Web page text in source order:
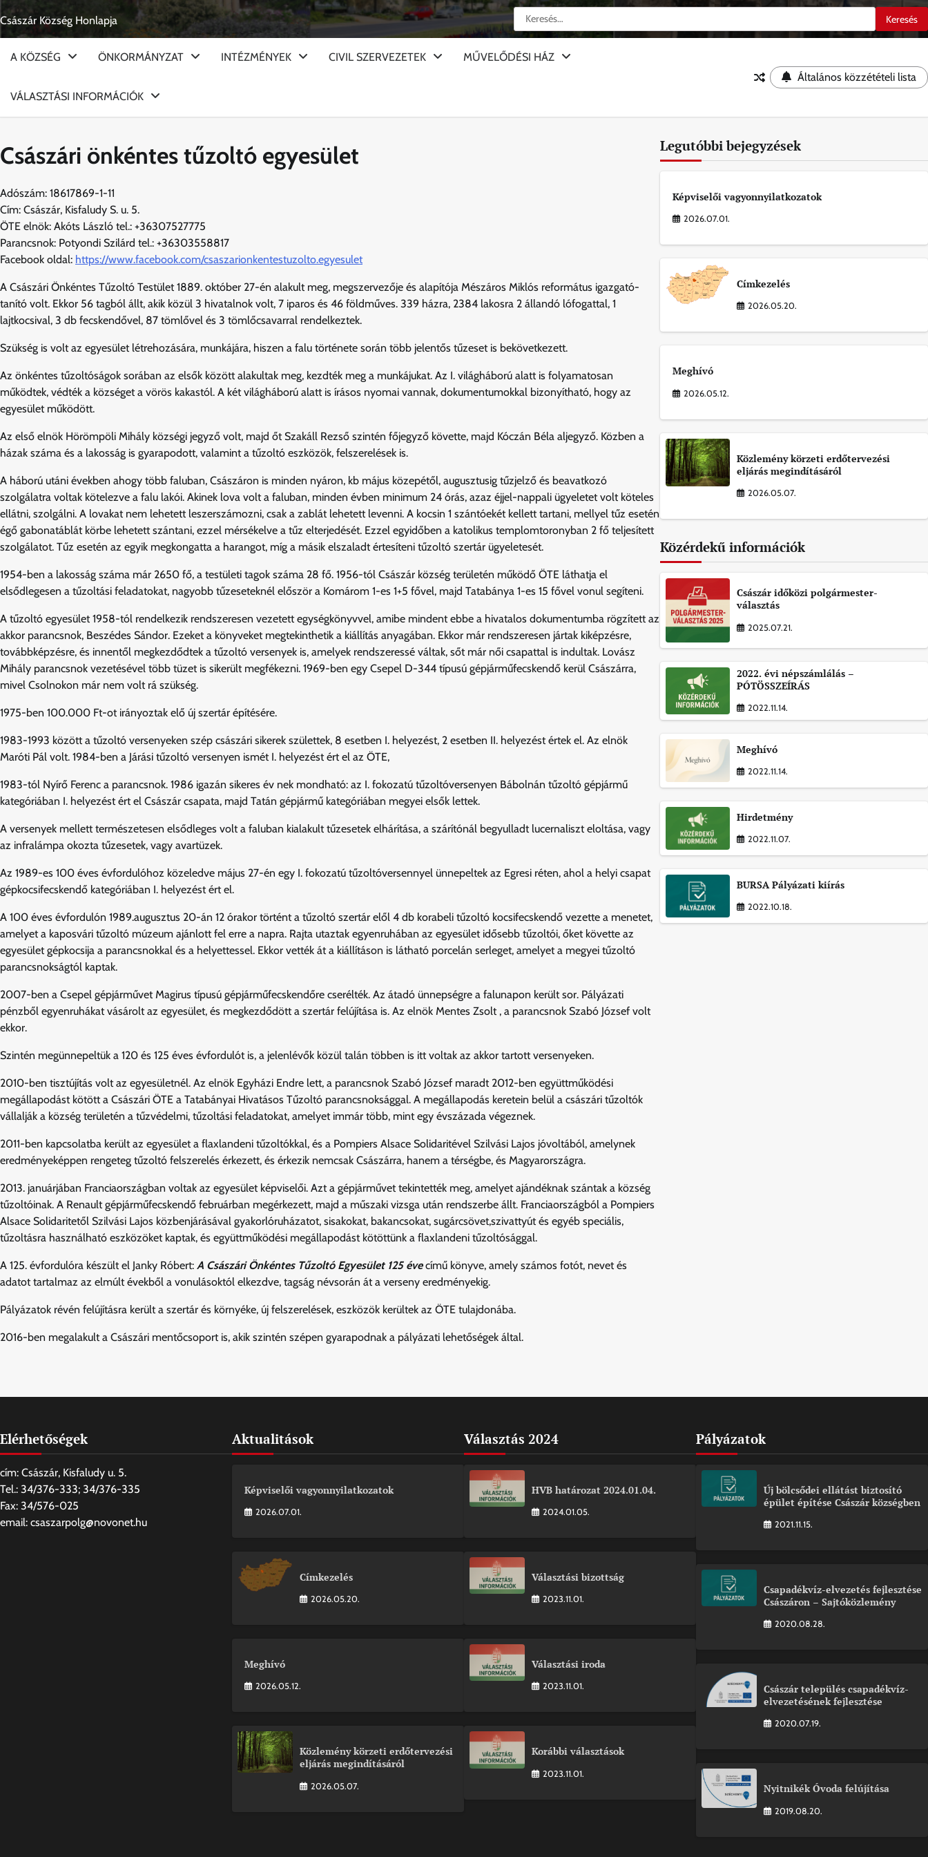
Skip
to
content
Császár Község Honlapja Keresés:
A KÖZSÉG ÖNKORMÁNYZAT INTÉZMÉNYEK CIVIL SZERVEZETEK MŰVELŐDÉSI HÁZ
VÁLASZTÁSI INFORMÁCIÓK
Általános közzétételi lista
Császári önkéntes tűzoltó egyesület
Adószám: 18617869-1-11
Cím: Császár, Kisfaludy S. u. 5.
ÖTE elnök: Akóts László tel.: +36307527775
Parancsnok: Potyondi Szilárd tel.: +36303558817
Facebook oldal: https://www.facebook.com/csaszarionkentestuzolto.egyesulet
A Császári Önkéntes Tűzoltó Testület 1889. október 27-én alakult meg, megszervezője és alapítója Mészáros Miklós református igazgató-
tanító volt. Ekkor 56 tagból állt, akik közül 3 hivatalnok volt, 7 iparos és 46 földműves. 339 házra, 2384 lakosra 2 állandó lófogattal, 1
lajtkocsival, 3 db fecskendővel, 87 tömlővel és 3 tömlőcsavarral rendelkeztek.
Szükség is volt az egyesület létrehozására, munkájára, hiszen a falu története során több jelentős tűzeset is bekövetkezett.
Az önkéntes tűzoltóságok sorában az elsők között alakultak meg, kezdték meg a munkájukat. Az I. világháború alatt is folyamatosan
működtek, védték a községet a vörös kakastól. A két világháború alatt is írásos nyomai vannak, dokumentumokkal bizonyítható, hogy az
egyesület működött.
Az első elnök Hörömpöli Mihály községi jegyző volt, majd őt Szakáll Rezső szintén főjegyző követte, majd Kóczán Béla aljegyző. Közben a
házak száma és a lakosság is gyarapodott, valamint a tűzoltó eszközök, felszerelések is.
A háború utáni években ahogy több faluban, Császáron is minden nyáron, kb május közepétől, augusztusig tűzjelző és beavatkozó
szolgálatra voltak kötelezve a falu lakói. Akinek lova volt a faluban, minden évben minimum 24 órás, azaz éjjel-nappali ügyeletet volt köteles
ellátni, szolgálni. A lovakat nem lehetett leszerszámozni, csak a zablát lehetett levenni. A kocsin 1 szántóekét kellett tartani, mellyel tűz esetén
égő gabonatáblát körbe lehetett szántani, ezzel mérsékelve a tűz elterjedését. Ezzel egyidőben a katolikus templomtoronyban 2 fő teljesített
szolgálatot. Tűz esetén az egyik megkongatta a harangot, míg a másik elszaladt értesíteni tűzoltó szertár ügyeletesét.
1954-ben a lakosság száma már 2650 fő, a testületi tagok száma 28 fő. 1956-tól Császár község területén működő ÖTE láthatja el
elsődlegesen a tűzoltási feladatokat, nagyobb tűzeseteknél először a Komárom 1-es 1+5 fővel, majd Tatabánya 1-es 15 fővel vonul segíteni.
A tűzoltó egyesület 1958-tól rendelkezik rendszeresen vezetett egységkönyvvel, amibe mindent ebbe a hivatalos dokumentumba rögzített az
akkor parancsnok, Beszédes Sándor. Ezeket a könyveket megtekinthetik a kiállítás anyagában. Ekkor már rendszeresen jártak kiképzésre,
továbbképzésre, és innentől megkezdődtek a tűzoltó versenyek is, amelyek rendszeressé váltak, sőt már női csapattal is indultak. Lovász
Mihály parancsnok vezetésével több tüzet is sikerült megfékezni. 1969-ben egy Csepel D-344 típusú gépjárműfecskendő kerül Császárra,
mivel Csolnokon már nem volt rá szükség.
1975-ben 100.000 Ft-ot irányoztak elő új szertár építésére.
1983-1993 között a tűzoltó versenyeken szép császári sikerek születtek, 8 esetben I. helyezést, 2 esetben II. helyezést értek el. Az elnök
Maróti Pál volt. 1984-ben a Járási tűzoltó versenyen ismét I. helyezést ért el az ÖTE,
1983-tól Nyírő Ferenc a parancsnok. 1986 igazán sikeres év nek mondható: az I. fokozatú tűzoltóversenyen Bábolnán tűzoltó gépjármű
kategóriában I. helyezést ért el Császár csapata, majd Tatán gépjármű kategóriában megyei elsők lettek.
A versenyek mellett természetesen elsődleges volt a faluban kialakult tűzesetek elhárítása, a szárítónál begyulladt lucernaliszt eloltása, vagy
az infralámpa okozta tűzesetek, vagy avartüzek.
Az 1989-es 100 éves évfordulóhoz közeledve május 27-én egy I. fokozatú tűzoltóversennyel ünnepeltek az Egresi réten, ahol a helyi csapat
gépkocsifecskendő kategóriában I. helyezést ért el.
A 100 éves évfordulón 1989.augusztus 20-án 12 órakor történt a tűzoltó szertár elől 4 db korabeli tűzoltó kocsifecskendő vezette a menetet,
amelyet a kaposvári tűzoltó múzeum ajánlott fel erre a napra. Rajta utaztak egyenruhában az egyesület idősebb tűzoltói, őket követte az
egyesület gépkocsija a parancsnokkal és a helyettessel. Ekkor vették át a kiállításon is látható porcelán serleget, amelyet a megyei tűzoltó
parancsnokságtól kaptak.
2007-ben a Csepel gépjárművet Magirus típusú gépjárműfecskendőre cserélték. Az átadó ünnepségre a falunapon került sor. Pályázati
pénzből egyenruhákat vásárolt az egyesület, és megkezdődött a szertár felújítása is. Az elnök Mentes Zsolt , a parancsnok Szabó József volt
ekkor.
Szintén megünnepeltük a 120 és 125 éves évfordulót is, a jelenlévők közül talán többen is itt voltak az akkor tartott versenyeken.
2010-ben tisztújítás volt az egyesületnél. Az elnök Egyházi Endre lett, a parancsnok Szabó József maradt 2012-ben együttműködési
megállapodást kötött a Császári ÖTE a Tatabányai Hivatásos Tűzoltó parancsnoksággal. A megállapodás keretein belül a császári tűzoltók
vállalják a község területén a tűzvédelmi, tűzoltási feladatokat, amelyet immár több, mint egy évszázada végeznek.
2011-ben kapcsolatba került az egyesület a flaxlandeni tűzoltókkal, és a Pompiers Alsace Solidaritével Szilvási Lajos jóvoltából, amelynek
eredményeképpen rengeteg tűzoltó felszerelés érkezett, és érkezik nemcsak Császárra, hanem a térségbe, és Magyarországra.
2013. januárjában Franciaországban voltak az egyesület képviselői. Azt a gépjárművet tekintették meg, amelyet ajándéknak szántak a község
tűzoltóinak. A Renault gépjárműfecskendő februárban megérkezett, majd a műszaki vizsga után rendszerbe állt. Franciaországból a Pompiers
Alsace Solidaritetől Szilvási Lajos közbenjárásával gyakorlóruházatot, sisakokat, bakancsokat, sugárcsövet,szivattyút és egyéb speciális,
tűzoltásra használható eszközöket kaptak, és együttműködési megállapodást kötöttünk a flaxlandeni tűzoltósággal.
A 125. évfordulóra készült el Janky Róbert: A Császári Önkéntes Tűzoltó Egyesület 125 évecímű könyve, amely számos fotót, nevet és
adatot tartalmaz az elmúlt évekből a vonulásoktól elkezdve, tagság névsorán át a verseny eredményekig.
Pályázatok révén felújításra került a szertár és környéke, új felszerelések, eszközök kerültek az ÖTE tulajdonába.
2016-ben megalakult a Császári mentőcsoport is, akik szintén szépen gyarapodnak a pályázati lehetőségek által.
Legutóbbi bejegyzések
Képviselői vagyonnyilatkozatok
2026.07.01.
Címkezelés
2026.05.20.
Meghívó
2026.05.12.
Közlemény körzeti erdőtervezési
eljárás megindításáról
2026.05.07.
Közérdekű információk
Császár időközi polgármester-
választás
2025.07.21.
2022. évi népszámlálás –
PÓTÖSSZEÍRÁS
2022.11.14.
Meghívó
2022.11.14.
Hirdetmény
2022.11.07.
BURSA Pályázati kiírás
2022.10.18.
Elérhetőségek
cím: Császár, Kisfaludy u. 5.
Tel.: 34/376-333; 34/376-335
Fax: 34/576-025
email: csaszarpolg@novonet.hu
Aktualitások
Képviselői vagyonnyilatkozatok
2026.07.01.
Címkezelés
2026.05.20.
Meghívó
2026.05.12.
Közlemény körzeti erdőtervezési
eljárás megindításáról
2026.05.07.
Választás 2024
HVB határozat 2024.01.04.
2024.01.05.
Választási bizottság
2023.11.01.
Választási iroda
2023.11.01.
Korábbi választások
2023.11.01.
Pályázatok
Új bölcsődei ellátást biztosító
épület építése Császár községben
2021.11.15.
Csapadékvíz-elvezetés fejlesztése
Császáron – Sajtóközlemény
2020.08.28.
Császár település csapadékvíz-
elvezetésének fejlesztése
2020.07.19.
Nyitnikék Óvoda felújítása
2019.08.20.